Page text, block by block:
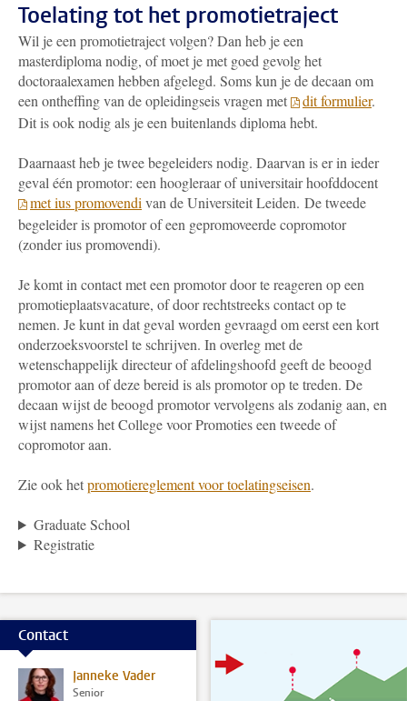
Toelating tot het promotietraject
Wil je een promotietraject volgen? Dan heb je een
masterdiploma nodig, of moet je met goed gevolg het
doctoraalexamen hebben afgelegd. Soms kun je de decaan om
een ontheffing van de opleidingseis vragen met
dit formulier.
Dit is ook nodig als je een buitenlands diploma hebt.
Daarnaast heb je twee begeleiders nodig. Daarvan is er in ieder
geval één promotor: een hoogleraar of universitair hoofddocent
met ius promovendi van de Universiteit Leiden. De tweede
begeleider is promotor of een gepromoveerde copromotor
(zonder ius promovendi).
Je komt in contact met een promotor door te reageren op een
promotieplaatsvacature, of door rechtstreeks contact op te
nemen. Je kunt in dat geval worden gevraagd om eerst een kort
onderzoeksvoorstel te schrijven. In overleg met de
wetenschappelijk directeur of afdelingshoofd geeft de beoogd
promotor aan of deze bereid is als promotor op te treden. De
decaan wijst de beoogd promotor vervolgens als zodanig aan, en
wijst namens het College voor Promoties een tweede of
copromotor aan.
Zie ook hetpromotiereglement voor toelatingseisen.
Graduate School
Registratie
Contact
Janneke Vader
Senior